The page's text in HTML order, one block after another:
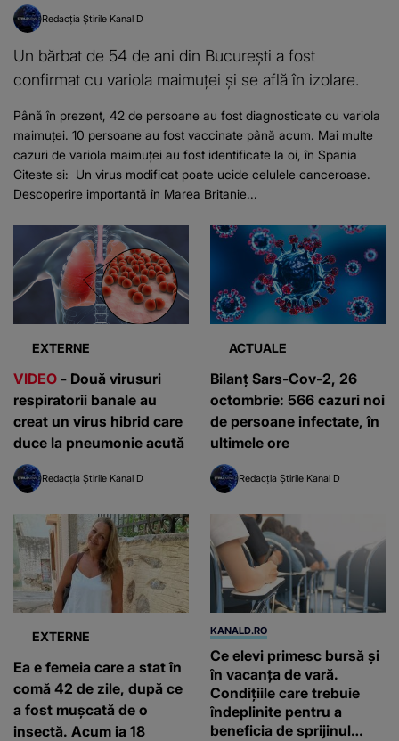
Redacția Știrile Kanal D
Un bărbat de 54 de ani din București a fost
confirmat cu variola maimuței și se află în izolare.
Până în prezent, 42 de persoane au fost diagnosticate cu variola
maimuței. 10 persoane au fost vaccinate până acum. Mai multe
cazuri de variola maimuței au fost identificate la oi, în Spania
Citeste si: Un virus modificat poate ucide celulele canceroase.
Descoperire importantă în Marea Britanie...
EXTERNE
VIDEO - Două virusuri
respiratorii banale au
creat un virus hibrid care
duce la pneumonie acută
Redacția Știrile Kanal D
ACTUALE
Bilanț Sars-Cov-2, 26
octombrie: 566 cazuri noi
de persoane infectate, în
ultimele ore
Redacția Știrile Kanal D
EXTERNE
Ea e femeia care a stat în
comă 42 de zile, după ce
a fost mușcată de o
insectă. Acum ia 18
KANALD.RO
Ce elevi primesc bursă și
în vacanța de vară.
Condițiile care trebuie
îndeplinite pentru a
beneficia de sprijinul